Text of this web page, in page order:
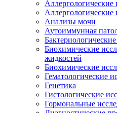
Аллергологические
Аллергологические
Анализы мочи
Аутоиммунная
Биохимические
жидкостей
Биохимические
Гематологические
Генетика
Гистологические
Гормональные